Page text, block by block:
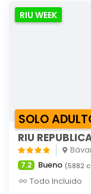
RIU WEEK
SOLO
RIU
7.2 Bueno (5882
Todo Incluido